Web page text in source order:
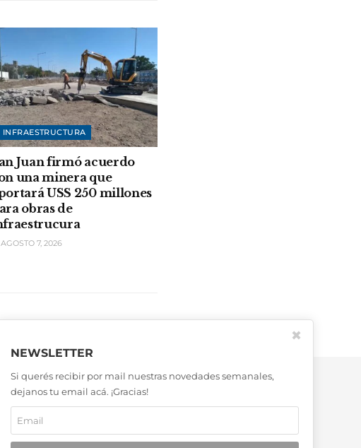
INFRAESTRUCTURA
Juan firmó acuerdo
una minera que
USS 250 millones
obras de
7, 2026
NEWSLETTER
Si querés recibir por mail nuestras novedades semanales,
dejanos tu email acá. ¡Gracias!
✖